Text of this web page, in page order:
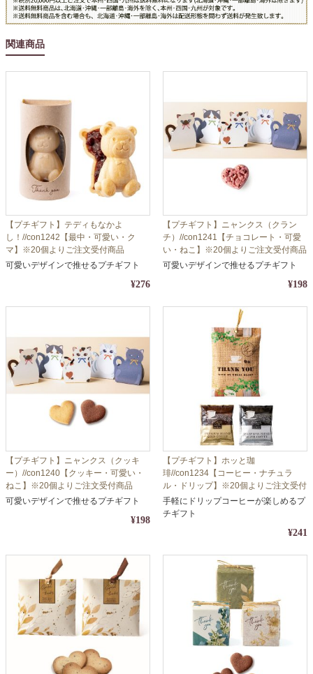
関連商品
【プチギフト】テディもなかよ
し！//con1242【最中・可愛い・ク
マ】※20個よりご注文受付商品
可愛いデザインで推せるプチギフト
¥276
【プチギフト】ニャンクス（クラン
チ）//con1241【チョコレート・可愛
い・ねこ】※20個よりご注文受付商品
可愛いデザインで推せるプチギフト
¥198
【プチギフト】ニャンクス（クッキ
ー）//con1240【クッキー・可愛い・
ねこ】※20個よりご注文受付商品
可愛いデザインで推せるプチギフト
¥198
【プチギフト】ホッと珈
琲//con1234【コーヒー・ナチュラ
ル・ドリップ】※20個よりご注文受付
商品
手軽にドリップコーヒーが楽しめるプ
チギフト
¥241